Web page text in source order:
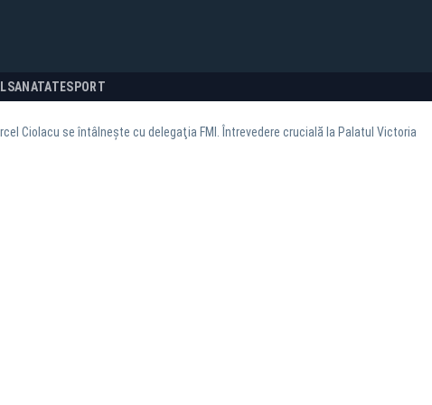
SANATATESPORT
Ciolacu se întâlneşte cu delegaţia FMI. Întrevedere crucială la Palatul Victoria